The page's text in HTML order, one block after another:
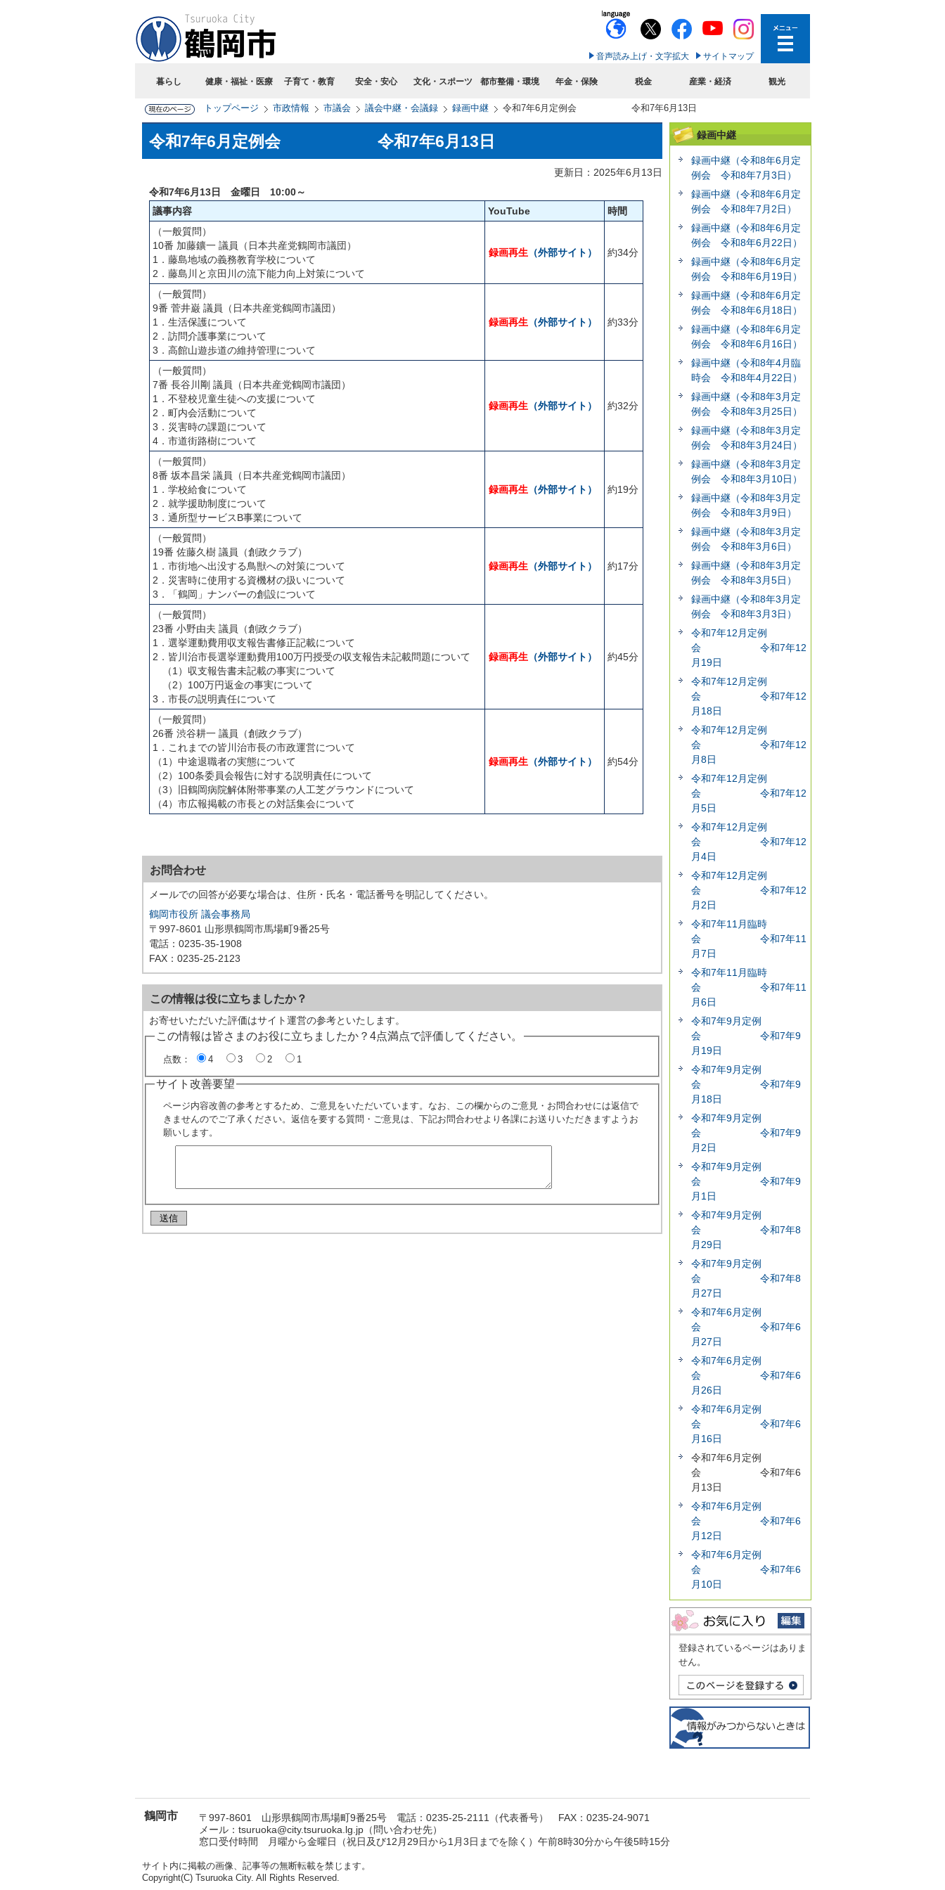
音声読み上げ・文字拡大 サイトマップ
暮らし 健康・福祉・医療 子育て・教育 安全・安心 文化・スポーツ 都市整備・環境 年金・保険 税金 産業・経済 観光
トップページ 市政情報 市議会 議会中継・会議録 録画中継 令和7年6月定例会 令和7年6月13日
令和7年6月定例会 令和7年6月13日
更新日：2025年6月13日
令和7年6月13日 金曜日 10:00～
議事内容
YouTube
時間
（一般質問）
10番 加藤鑛一 議員（日本共産党鶴岡市議団）
1．藤島地域の義務教育学校について
2．藤島川と京田川の流下能力向上対策について
録画再生 （外部サイト） 約34分
（一般質問）
9番 菅井巌 議員（日本共産党鶴岡市議団）
1．生活保護について
2．訪問介護事業について
3．高館山遊歩道の維持管理について
録画再生 （外部サイト） 約33分
（一般質問）
7番 長谷川剛 議員（日本共産党鶴岡市議団）
1．不登校児童生徒への支援について
2．町内会活動について
3．災害時の課題について
4．市道街路樹について
録画再生 （外部サイト） 約32分
（一般質問）
8番 坂本昌栄 議員（日本共産党鶴岡市議団）
1．学校給食について
2．就学援助制度について
3．通所型サービスB事業について
録画再生 （外部サイト） 約19分
（一般質問）
19番 佐藤久樹 議員（創政クラブ）
1．市街地へ出没する鳥獣への対策について
2．災害時に使用する資機材の扱いについて
3．「鶴岡」ナンバーの創設について
録画再生 （外部サイト） 約17分
（一般質問）
23番 小野由夫 議員（創政クラブ）
1．選挙運動費用収支報告書修正記載について
2．皆川治市長選挙運動費用100万円授受の収支報告未記載問題について
（1）収支報告書未記載の事実について
（2）100万円返金の事実について
3．市長の説明責任について
録画再生 （外部サイト） 約45分
（一般質問）
26番 渋谷耕一 議員（創政クラブ）
1．これまでの皆川治市長の市政運営について
（1）中途退職者の実態について
（2）100条委員会報告に対する説明責任について
（3）旧鶴岡病院解体附帯事業の人工芝グラウンドについて
（4）市広報掲載の市長との対話集会について
録画再生 （外部サイト） 約54分
お問合わせ
メールでの回答が必要な場合は、住所・氏名・電話番号を明記してください。
鶴岡市役所 議会事務局
〒997-8601 山形県鶴岡市馬場町9番25号
電話：0235-35-1908
FAX：0235-25-2123
この情報は役に立ちましたか？
お寄せいただいた評価はサイト運営の参考といたします。
この情報は皆さまのお役に立ちましたか？4点満点で評価してください。
点数： 4 3 2 1
サイト改善要望
ページ内容改善の参考とするため、ご意見をいただいています。なお、この欄からのご意見・お問合わせには返信で
きませんのでご了承ください。返信を要する質問・ご意見は、下記お問合わせより各課にお送りいただきますようお
願いします。
録画中継
録画中継（令和8年6月定
例会 令和8年7月3日）
録画中継（令和8年6月定
例会 令和8年7月2日）
録画中継（令和8年6月定
例会 令和8年6月22日）
録画中継（令和8年6月定
例会 令和8年6月19日）
録画中継（令和8年6月定
例会 令和8年6月18日）
録画中継（令和8年6月定
例会 令和8年6月16日）
録画中継（令和8年4月臨
時会 令和8年4月22日）
録画中継（令和8年3月定
例会 令和8年3月25日）
録画中継（令和8年3月定
例会 令和8年3月24日）
録画中継（令和8年3月定
例会 令和8年3月10日）
録画中継（令和8年3月定
例会 令和8年3月9日）
録画中継（令和8年3月定
例会 令和8年3月6日）
録画中継（令和8年3月定
例会 令和8年3月5日）
録画中継（令和8年3月定
例会 令和8年3月3日）
令和7年12月定例
会 令和7年12
月19日
令和7年12月定例
会 令和7年12
月18日
令和7年12月定例
会 令和7年12
月8日
令和7年12月定例
会 令和7年12
月5日
令和7年12月定例
会 令和7年12
月4日
令和7年12月定例
会 令和7年12
月2日
令和7年11月臨時
会 令和7年11
月7日
令和7年11月臨時
会 令和7年11
月6日
令和7年9月定例
会 令和7年9
月19日
令和7年9月定例
会 令和7年9
月18日
令和7年9月定例
会 令和7年9
月2日
令和7年9月定例
会 令和7年9
月1日
令和7年9月定例
会 令和7年8
月29日
令和7年9月定例
会 令和7年8
月27日
令和7年6月定例
会 令和7年6
月27日
令和7年6月定例
会 令和7年6
月26日
令和7年6月定例
会 令和7年6
月16日
令和7年6月定例
会 令和7年6
月13日
令和7年6月定例
会 令和7年6
月12日
令和7年6月定例
会 令和7年6
月10日
登録されているページはありま
せん。
鶴岡市
〒997-8601 山形県鶴岡市馬場町9番25号 電話：0235-25-2111（代表番号） FAX：0235-24-9071
メール：tsuruoka@city.tsuruoka.lg.jp（問い合わせ先）
窓口受付時間 月曜から金曜日（祝日及び12月29日から1月3日までを除く）午前8時30分から午後5時15分
サイト内に掲載の画像、記事等の無断転載を禁じます。
Copyright(C) Tsuruoka City. All Rights Reserved.